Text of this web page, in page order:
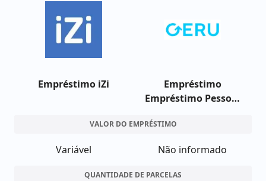
Empréstimo iZi
Empréstimo
Empréstimo Pessoal
VALOR DO EMPRÉSTIMO
Variável Não informado
QUANTIDADE DE PARCELAS